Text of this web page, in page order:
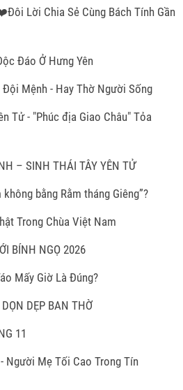
Lời Chia Sẻ Cùng Bách Tính Gần
Đáo Ở Hưng Yên
Mệnh - Hay Thờ Người Sống
Tử - "Phúc địa Giao Châu" Tỏa
– SINH THÁI TÂY YÊN TỬ
bằng Rằm tháng Giêng”?
Trong Chùa Việt Nam
BÍNH NGỌ 2026
Mấy Giờ Là Đúng?
DẸP BAN THỜ
11
Người Mẹ Tối Cao Trong Tín